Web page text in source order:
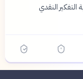
التفكير النقدي